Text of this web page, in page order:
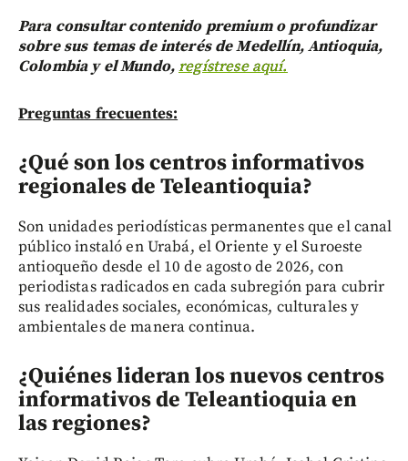
Para consultar contenido premium o profundizar
sobre sus temas de interés de Medellín, Antioquia,
Colombia y el Mundo,regístrese aquí.
Preguntas frecuentes:
¿Qué son los centros informativos
regionales de Teleantioquia?
Son unidades periodísticas permanentes que el canal
público instaló en Urabá, el Oriente y el Suroeste
antioqueño desde el 10 de agosto de 2026, con
periodistas radicados en cada subregión para cubrir
sus realidades sociales, económicas, culturales y
ambientales de manera continua.
¿Quiénes lideran los nuevos centros
informativos de Teleantioquia en
las regiones?